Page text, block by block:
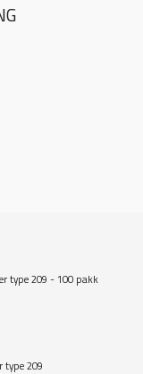
type 209 - 100 pakk
type 209